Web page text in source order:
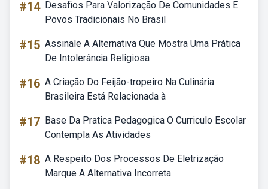
#14 Desafios Para Valorização De Comunidades E
Povos Tradicionais No Brasil
#15 Assinale A Alternativa Que Mostra Uma Prática
De Intolerância Religiosa
#16 A Criação Do Feijão-tropeiro Na Culinária
Brasileira Está Relacionada à
#17 Base Da Pratica Pedagogica O Curriculo Escolar
Contempla As Atividades
#18 A Respeito Dos Processos De Eletrização
Marque A Alternativa Incorreta